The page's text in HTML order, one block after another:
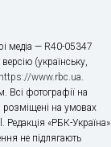
медіа — R40-05347
(українську,
https://www.rbc.ua.
Всі фотографії на
розміщені на умовах
«РБК-Україна»
не підлягають